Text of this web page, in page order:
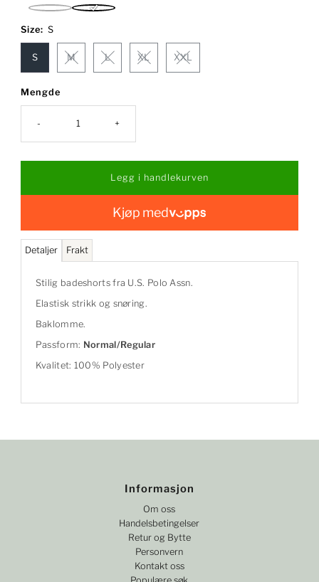
Jebster
Red
Mock
Size: S
S M L XL XXL
Mengde
- +
Kjøp med
Detaljer Frakt
Stilig badeshorts fra U.S. Polo Assn.
Elastisk strikk og snøring.
Baklomme.
Passform: Normal/Regular
Kvalitet: 100% Polyester
Informasjon
Om oss
Handelsbetingelser
Retur og Bytte
Personvern
Kontakt oss